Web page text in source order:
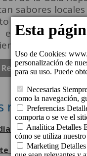
sabores
crujiente de
enhorabuena
Restaurante Los
relacionadas
Mogán Playa
Los Guayres